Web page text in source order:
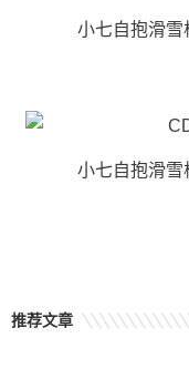
小七自抱滑雪
小七自抱滑雪
推荐文章